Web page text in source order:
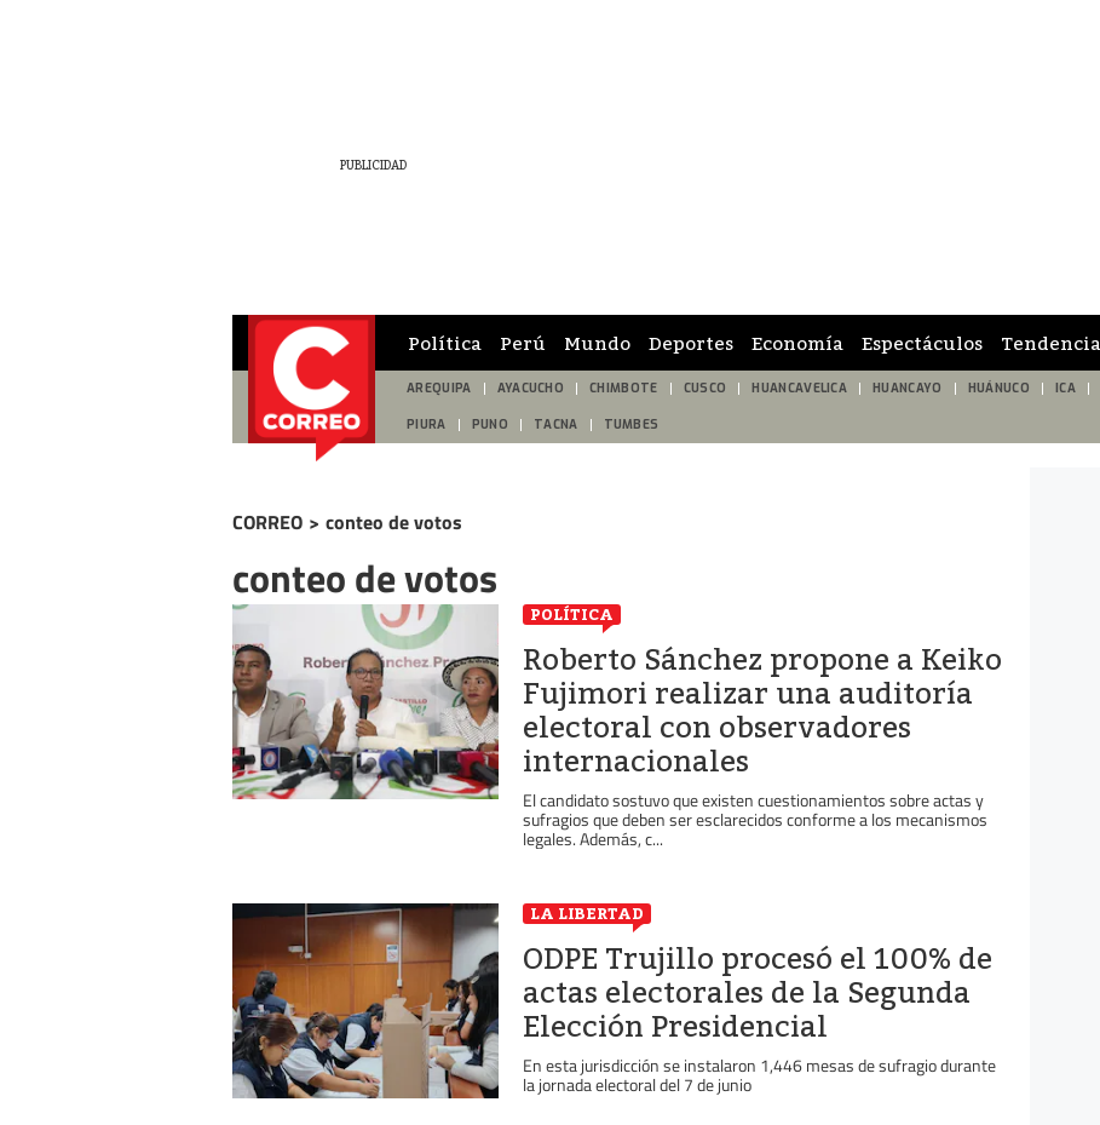
Política Perú Mundo Deportes Economía Espectáculos Tendencia
AREQUIPA AYACUCHO CHIMBOTE CUSCO HUANCAVELICA HUANCAYO HUÁNUCO ICA
PIURA PUNO TACNA TUMBES
CORREO > conteo de votos
conteo de votos
POLÍTICA
Roberto Sánchez propone a Keiko
Fujimori realizar una auditoría
electoral con observadores
internacionales
El candidato sostuvo que existen cuestionamientos sobre actas y
sufragios que deben ser esclarecidos conforme a los mecanismos
legales. Además, c...
LA LIBERTAD
ODPE Trujillo procesó el 100% de
actas electorales de la Segunda
Elección Presidencial
En esta jurisdicción se instalaron 1,446 mesas de sufragio durante
la jornada electoral del 7 de junio